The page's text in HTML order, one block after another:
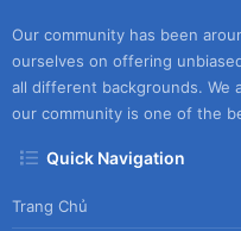
Our community has been
ourselves on offering
all different backgrounds. We
our community is one of the
Quick Navigation
Trang Chủ